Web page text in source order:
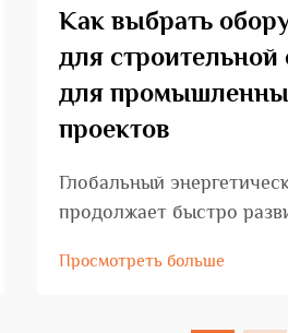
Как выбрать
для строительной
для
проектов
Глобальный
продолжает быстро
бурового оборудования
Просмотреть больше